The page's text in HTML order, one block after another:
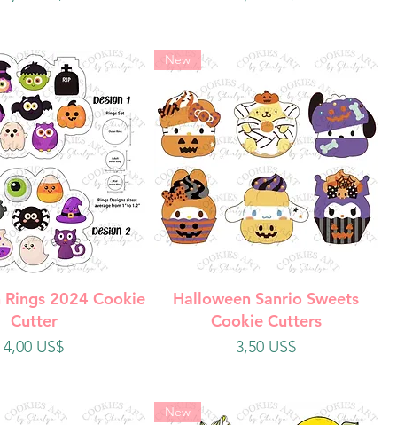
rápida
Rings 2024 Cookie
Cutter
Precio
4,00 US$
Vista rápida
New
Halloween Sanrio Sweets
Cookie Cutters
Precio
3,50 US$
New